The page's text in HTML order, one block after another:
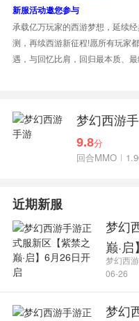
新服活动邀您参与
承载亿万玩家的西游梦想，延续
测，再续西游新征程!愿所有玩家
遇，与回忆比肩，回归最本质、
梦幻西游
9.8分
回合MMO
近期新服
梦幻
巅·
梦幻西
06-26
梦幻